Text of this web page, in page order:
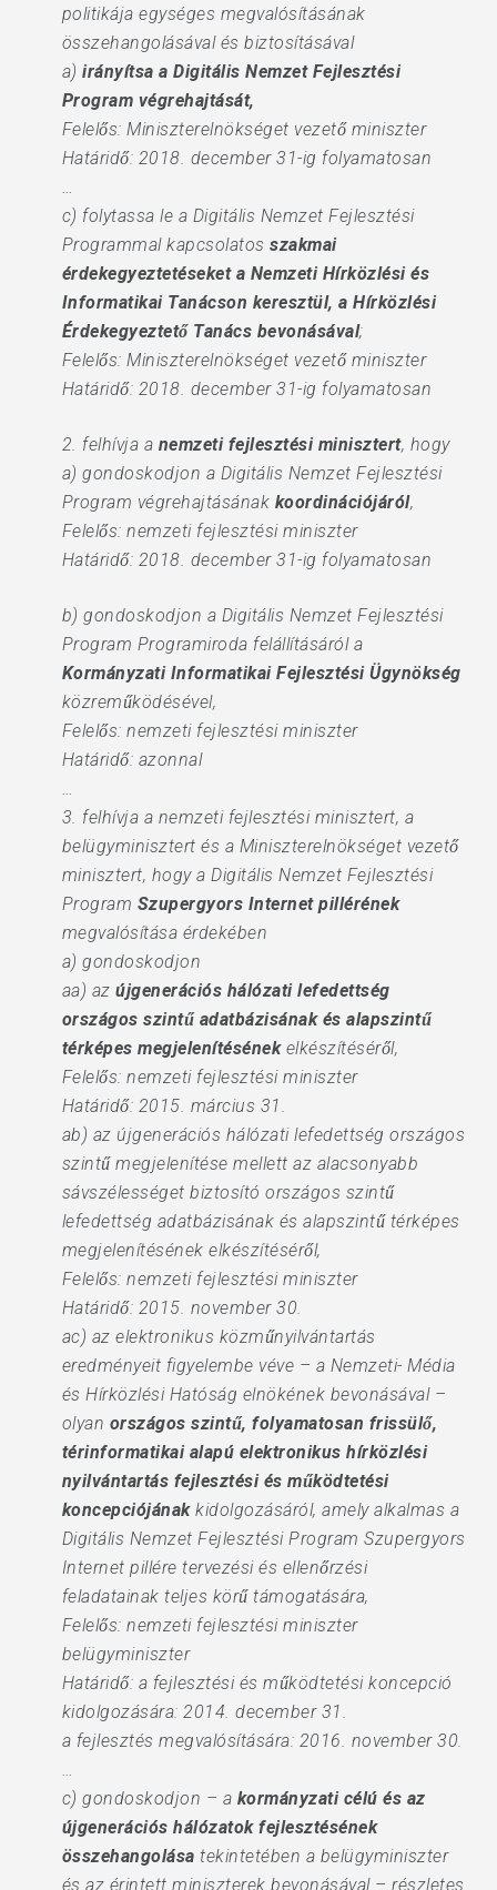
politikája egységes megvalósításának
összehangolásával és biztosításával
a)irányítsa a Digitális Nemzet Fejlesztési
Program végrehajtását,
Felelős: Miniszterelnökséget vezető miniszter
Határidő: 2018. december 31-ig folyamatosan
…
c) folytassa le a Digitális Nemzet Fejlesztési
Programmal kapcsolatosszakmai
érdekegyeztetéseket a Nemzeti Hírközlési és
Informatikai Tanácson keresztül, a Hírközlési
Érdekegyeztető Tanács bevonásával;
Felelős: Miniszterelnökséget vezető miniszter
Határidő: 2018. december 31-ig folyamatosan
2. felhívja a nemzeti fejlesztési minisztert, hogy
a) gondoskodjon a Digitális Nemzet Fejlesztési
Program végrehajtásának koordinációjáról,
Felelős: nemzeti fejlesztési miniszter
Határidő: 2018. december 31-ig folyamatosan
b) gondoskodjon a Digitális Nemzet Fejlesztési
Program Programiroda felállításáról a
Kormányzati Informatikai Fejlesztési Ügynökség
közreműködésével,
Felelős: nemzeti fejlesztési miniszter
Határidő: azonnal
…
3. felhívja a nemzeti fejlesztési minisztert, a
belügyminisztert és a Miniszterelnökséget vezető
minisztert, hogy a Digitális Nemzet Fejlesztési
Program Szupergyors Internet pillérének
megvalósítása érdekében
a) gondoskodjon
aa) azújgenerációs hálózati lefedettség
országos szintű adatbázisának és alapszintű
térképes megjelenítésénekelkészítéséről,
Felelős: nemzeti fejlesztési miniszter
Határidő: 2015. március 31.
ab) az újgenerációs hálózati lefedettség országos
szintű megjelenítése mellett az alacsonyabb
sávszélességet biztosító országos szintű
lefedettség adatbázisának és alapszintű térképes
megjelenítésének elkészítéséről,
Felelős: nemzeti fejlesztési miniszter
Határidő: 2015. november 30.
ac) az elektronikus közműnyilvántartás
eredményeit figyelembe véve – a Nemzeti- Média
és Hírközlési Hatóság elnökének bevonásával –
olyan országos szintű, folyamatosan frissülő,
térinformatikai alapú elektronikus hírközlési
nyilvántartás fejlesztési és működtetési
koncepciójánakkidolgozásáról, amely alkalmas a
Digitális Nemzet Fejlesztési Program Szupergyors
Internet pillére tervezési és ellenőrzési
feladatainak teljes körű támogatására,
Felelős: nemzeti fejlesztési miniszter
belügyminiszter
Határidő: a fejlesztési és működtetési koncepció
kidolgozására: 2014. december 31.
a fejlesztés megvalósítására: 2016. november 30.
…
c) gondoskodjon – a kormányzati célú és az
újgenerációs hálózatok fejlesztésének
összehangolása tekintetében a belügyminiszter
és az érintett miniszterek bevonásával – részletes